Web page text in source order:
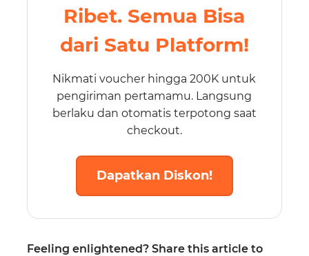
Ribet. Semua Bisa
dari Satu Platform!
Nikmati voucher hingga 200K untuk
pengiriman pertamamu. Langsung
berlaku dan otomatis terpotong saat
checkout.
Dapatkan Diskon!
Feeling enlightened? Share this article to